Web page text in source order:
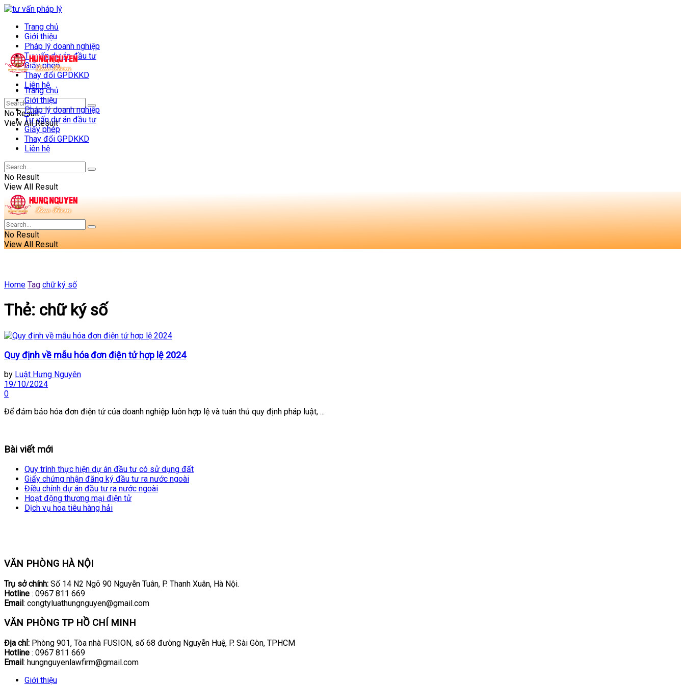
Trang chủ
Giới thiệu
Pháp lý doanh nghiệp
Tư vấn dự án đầu tư
Giấy phép
Thay đổi GPDKKD
Liên hệ
No Result
View All Result
Trang chủ
Giới thiệu
Pháp lý doanh nghiệp
Tư vấn dự án đầu tư
Giấy phép
Thay đổi GPDKKD
Liên hệ
No Result
View All Result
No Result
View All Result
Home Tag chữ ký số
Thẻ: chữ ký số
Quy định về mẫu hóa đơn điện tử hợp lệ 2024
by Luật Hưng Nguyên
19/10/2024
0
Để đảm bảo hóa đơn điện tử của doanh nghiệp luôn hợp lệ và tuân thủ quy định pháp luật, ...
Bài viết mới
Quy trình thực hiện dự án đầu tư có sử dụng đất
Giấy chứng nhận đăng ký đầu tư ra nước ngoài
Điều chỉnh dự án đầu tư ra nước ngoài
Hoạt động thương mại điện tử
Dịch vụ hoa tiêu hàng hải
VĂN PHÒNG HÀ NỘI
Trụ sở chính: Số 14 N2 Ngõ 90 Nguyễn Tuân, P. Thanh Xuân, Hà Nội.
Hotline : 0967 811 669
Email: congtyluathungnguyen@gmail.com
VĂN PHÒNG TP HỒ CHÍ MINH
Địa chỉ: Phòng 901, Tòa nhà FUSION, số 68 đường Nguyễn Huệ, P. Sài Gòn, TPHCM
Hotline : 0967 811 669
Email : hungnguyenlawfirm@gmail.com
Giới thiệu